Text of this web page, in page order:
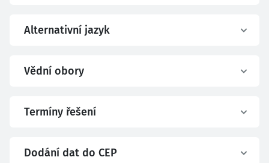
Alternativní jazyk
Vědní obory
Termíny řešení
Dodání dat do CEP